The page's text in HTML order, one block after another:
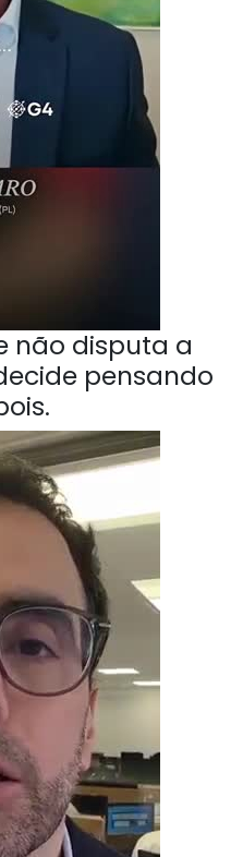
não disputa a
pensando